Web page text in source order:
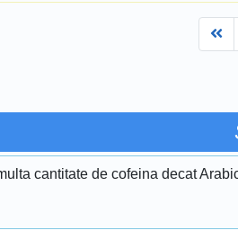
cantitate de cofeina decat